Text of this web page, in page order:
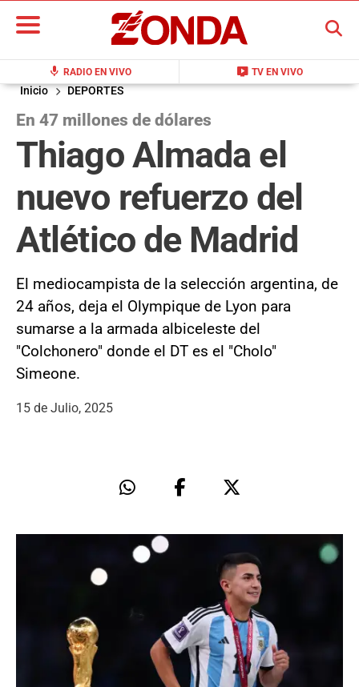
mic RADIO EN VIVO live_tv TV EN VIVO
BUSCAR
Inicio DEPORTES
En 47 millones de dólares
Thiago Almada el
nuevo refuerzo del
Atlético de Madrid
El mediocampista de la selección argentina, de
24 años, deja el Olympique de Lyon para
sumarse a la armada albiceleste del
"Colchonero" donde el DT es el "Cholo"
Simeone.
15 de Julio, 2025